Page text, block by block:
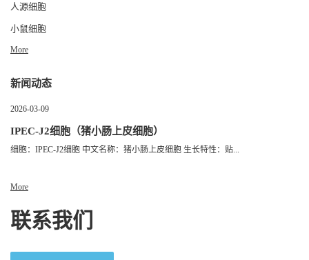
人源细胞
小鼠细胞
More
新闻动态
2026-03-09
IPEC-J2细胞（猪小肠上皮细胞）
细胞：IPEC-J2细胞 中文名称：猪小肠上皮细胞 生长特性：贴...
More
联系我们